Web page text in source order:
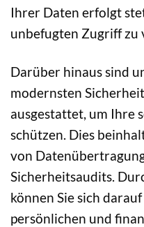
Ihrer Daten erfolgt
unbefugten Zugriff zu
Darüber hinaus sind
modernsten
ausgestattet, um Ihre
schützen. Dies
von
Sicherheitsaudits.
können Sie sich
persönlichen und